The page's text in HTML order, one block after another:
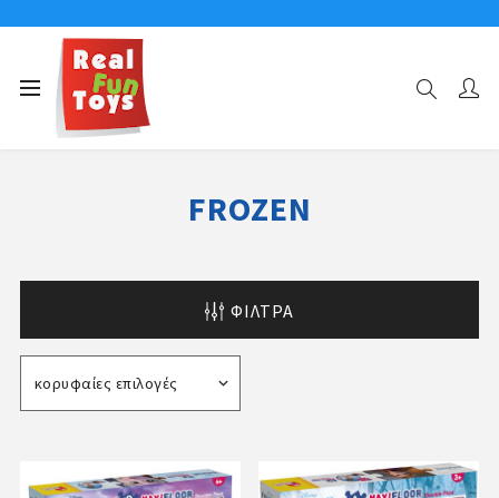
Αρχική σελίδα
FROZEN
ΦΊΛΤΡΑ